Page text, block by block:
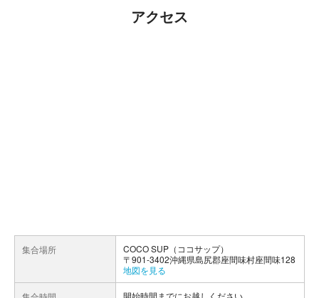
アクセス
集合場所
COCO SUP（ココサップ）
〒901-3402沖縄県島尻郡座間味村座間味128
地図を見る
開始時間までにお越しください。